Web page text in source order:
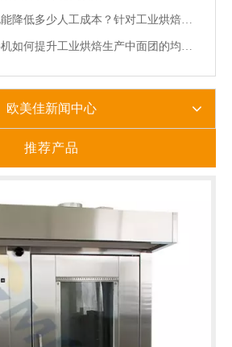
2026年烘焙自动化能降低多少人工成本？针对工业烘焙的分析
欧美佳螺旋式搅拌机如何提升工业烘焙生产中面团的均匀度与稳定性？
欧美佳新闻中心
推荐产品